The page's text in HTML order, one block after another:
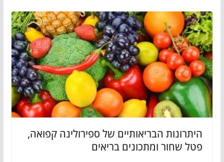
היתרונות הבריאותיים של ספירולינה קפואה,
פטל שחור ומתכונים בריאים